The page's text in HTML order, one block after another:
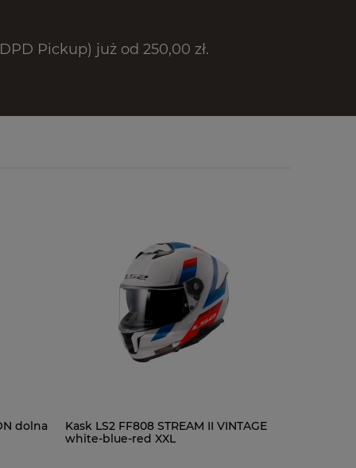
Pickup) już od 250,00 zł.
dolna
Kask LS2 FF808 STREAM II VINTAGE
white-blue-red XXL